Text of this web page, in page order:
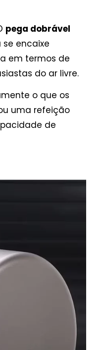
pega dobrável
encaixe
em termos de
do ar livre.
o que os
uma refeição
de